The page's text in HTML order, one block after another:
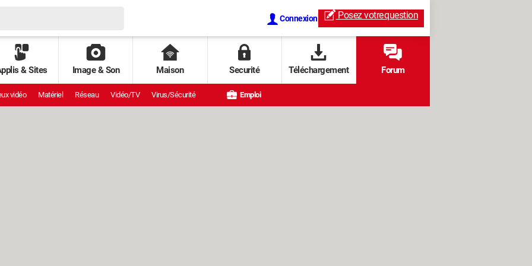
Connexion Posez votrequestion
& Sites Image & Son Maison Securité Téléchargement Forum
vidéo Matériel Réseau Vidéo/TV Virus/Sécurité Emploi